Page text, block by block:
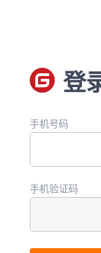
登
手机号码
手机验证码